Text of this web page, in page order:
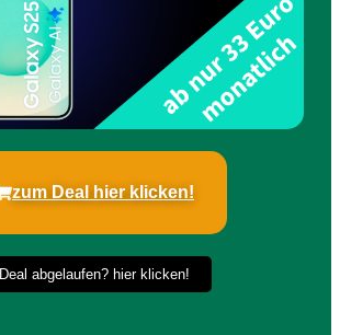
zum Deal hier klicken!
Deal abgelaufen? hier klicken!